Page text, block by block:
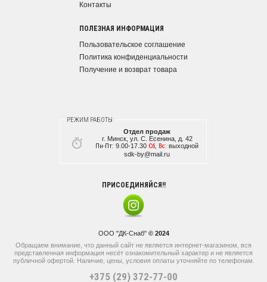
Контакты
ПОЛЕЗНАЯ ИНФОРМАЦИЯ
Пользовательское соглашение
Политика конфиденциальности
Получение и возврат товара
РЕЖИМ РАБОТЫ
Отдел продаж
г. Минск, ул. С. Есенина, д. 42
Пн-Пт: 9.00-17.30 Сб, Вс: выходной
sdk-by@mail.ru
ПРИСОЕДИНЯЙСЯ!!
ООО "ДК-Снаб"© 2024
Обращаем внимание, что данный сайт не является интернет-магазином, вся
представленная информация несёт ознакомительный характер и не является
публичной офертой. Наличие, цены, условия оплаты уточняйте по телефонам.
+375 (29) 372-77-00